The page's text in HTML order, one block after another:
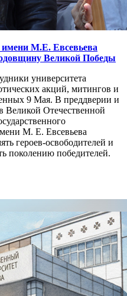
М.Е. Евсевьева
Великой Победы
университета
акций, митингов и
9 Мая. В преддверии и
Отечественной
М. Е. Евсевьева
героев-освободителей и
поколению победителей.